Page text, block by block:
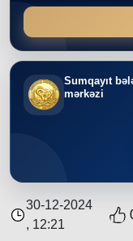
Sumqayıt
mərkəzi
30-12-2024
, 12:21